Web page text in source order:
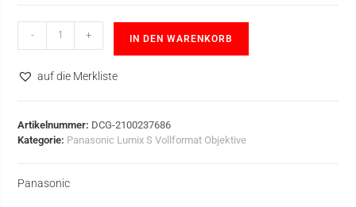
- + IN DEN WARENKORB
auf die Merkliste
Artikelnummer: DCG-2100237686
Kategorie: Panasonic Lumix S Vollformat Objektive
Panasonic